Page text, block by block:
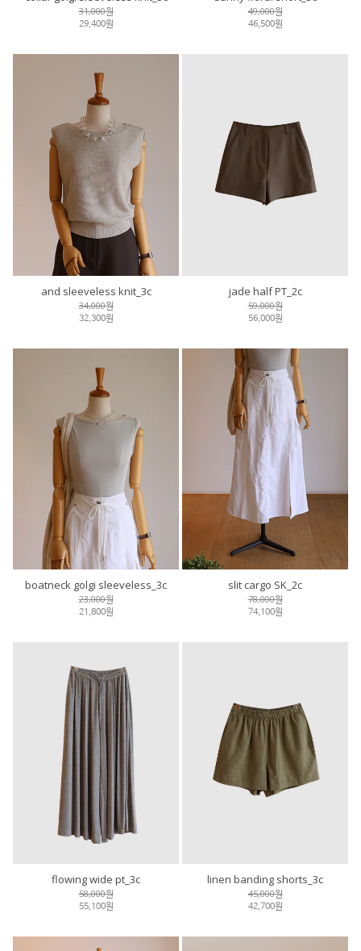
31,000원
29,400원
49,000원
46,500원
and sleeveless knit_3c
34,000원
32,300원
jade half PT_2c
59,000원
56,000원
boatneck golgi sleeveless_3c
23,000원
21,800원
slit cargo SK_2c
78,000원
74,100원
flowing wide pt_3c
58,000원
55,100원
linen banding shorts_3c
45,000원
42,700원